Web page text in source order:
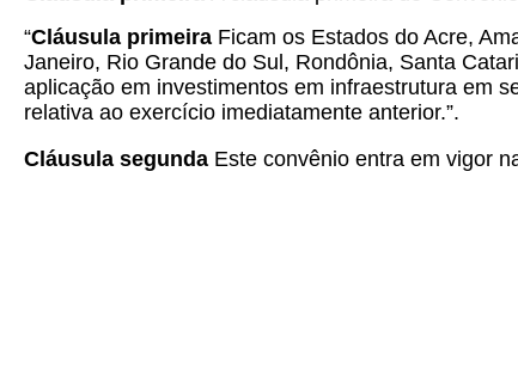
“Cláusula primeira Ficam os Estados do Acre,
Janeiro, Rio Grande do Sul, Rondônia, Santa
aplicação em investimentos em infraestrutura em
relativa ao exercício imediatamente anterior.”.
Cláusula segunda Este convênio entra em vigor